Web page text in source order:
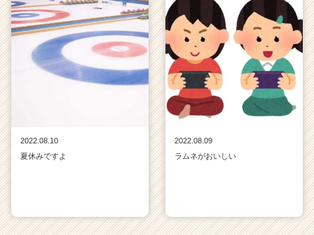
2022.08.10
夏休みですよ
2022.08.09
ラムネがおいしい